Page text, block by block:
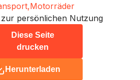
Motorräder
persönlichen Nutzung
Diese Seite
drucken
Herunterladen